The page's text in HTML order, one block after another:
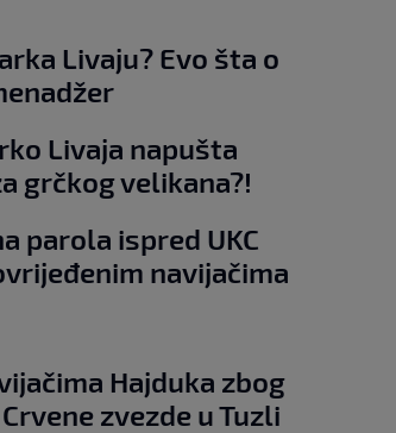
Livaju? Evo šta o
Livaja napušta
grčkog velikana?!
parola ispred UKC
navijačima
Hajduka zbog
zvezde u Tuzli